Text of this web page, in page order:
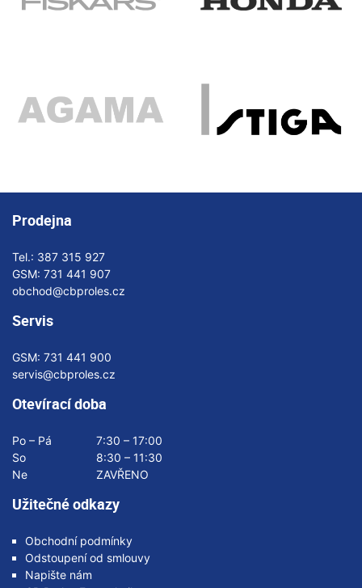
Prodejna
Tel.: 387 315 927
GSM: 731 441 907
obchod@cbproles.cz
Servis
GSM: 731 441 900
servis@cbproles.cz
Otevírací doba
Po – Pá
7:30 – 17:00
So
8:30 – 11:30
Ne
ZAVŘENO
Užitečné odkazy
Obchodní podmínky
Odstoupení od smlouvy
Napište nám